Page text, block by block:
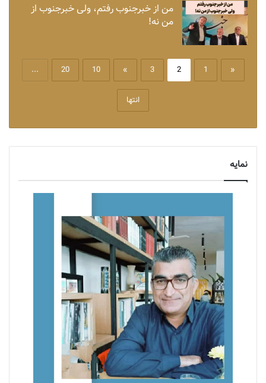
من از خبرجنوب رفتم، ولی خبرجنوب از
من نه!
«
1
2
3
»
10
20
...
انتها
نمایه